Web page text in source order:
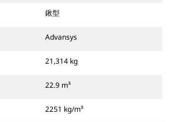
鍬型
Advansys
21,314 kg
22.9 m³
2251 kg/m³